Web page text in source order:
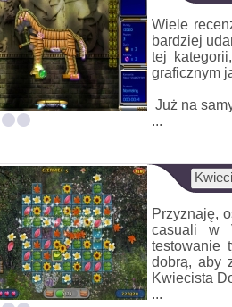
Wiele
bardziej
tej
graficznym
Już na
...
Przyznaję,
casuali w
testowanie
dobrą, aby
Kwiecista
...